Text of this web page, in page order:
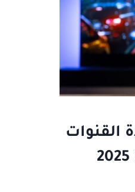
القنوات